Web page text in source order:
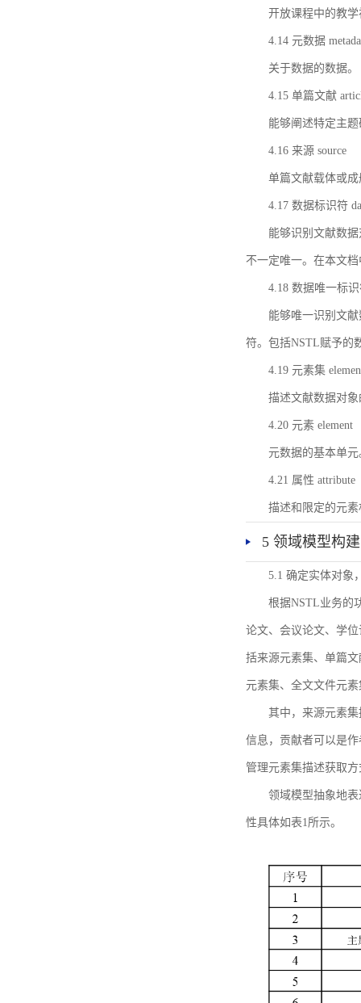
开放课程中的教
4.14 元数据
关于数据的数据。
4.15 单篇文献
能够阐述特定主
4.16 来源 source
单篇文献载体或
4.17 数据标识符
能够识别文献数
不一定唯一。在本文
4.18 数据唯一标
能够唯一识别文
符。包括NSTL赋予的
4.19 元素集
描述文献数据对
4.20 元素 element
元数据的基本单元
4.21 属性 attribute
描述和限定的元
5 领域模型构建
5.1 确定实体对象
根据NSTL业务的
论文、会议论文、学
括来源元素集、单篇
元素集、全文文件元
其中，来源元素
信息，贡献者可以是
管理元素集描述获取
领域模型抽象地
性具体如表1所示。